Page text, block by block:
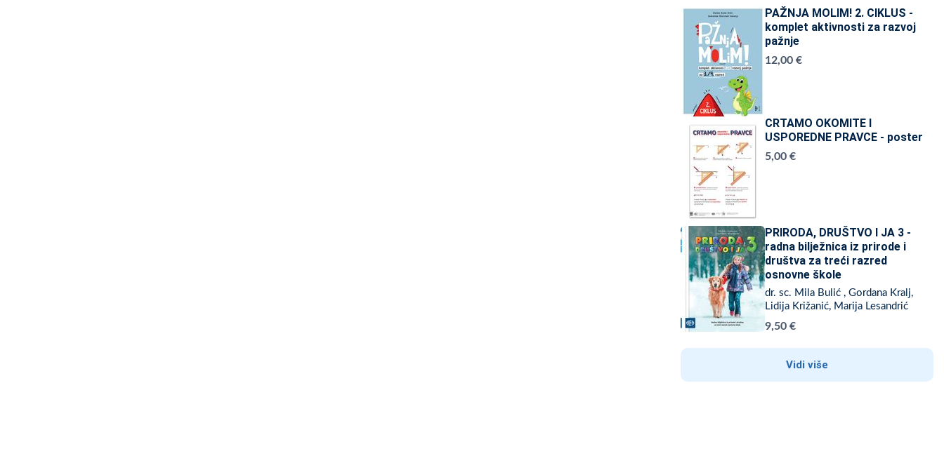
PAŽNJA MOLIM! 2. CIKLUS -
komplet aktivnosti za razvoj
pažnje
12,00 €
CRTAMO OKOMITE I
USPOREDNE PRAVCE - poster
5,00 €
PRIRODA, DRUŠTVO I JA 3 -
radna bilježnica iz prirode i
društva za treći razred
osnovne škole
dr. sc. Mila Bulić , Gordana Kralj,
Lidija Križanić, Marija Lesandrić
9,50 €
Vidi više